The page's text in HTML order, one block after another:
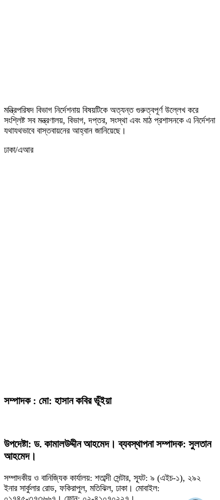
মন্ত্রিপরিষদ বিভাগ নির্দেশনায় বিষয়টিকে অত্যন্ত গুরুত্বপূর্ণ উল্লেখ করে
সংশ্লিষ্ট সব মন্ত্রণালয়, বিভাগ, দপ্তর, সংস্থা এবং মাঠ প্রশাসনকে এ নির্দেশনা
যথাযথভাবে বাস্তবায়নের আহ্বান জানিয়েছে।
ঢাকা/এআর
সম্পাদক : মো: হাসান কবির ভূঁইয়া
উপদেষ্টা: ড. কামালউদ্দীন আহমেদ। ব্যবস্থাপনা সম্পাদক: সুলতান
আহমেদ।
সম্পাদকীয় ও বানিজ্যিক কার্যালয়: শতাব্দী সেন্টার, স্যূট: ৯ (এইচ-১), ২৯২
ইনার সার্কুলার রোড, ফকিরাপুল, মতিঝিল, ঢাকা। মোবাইল: